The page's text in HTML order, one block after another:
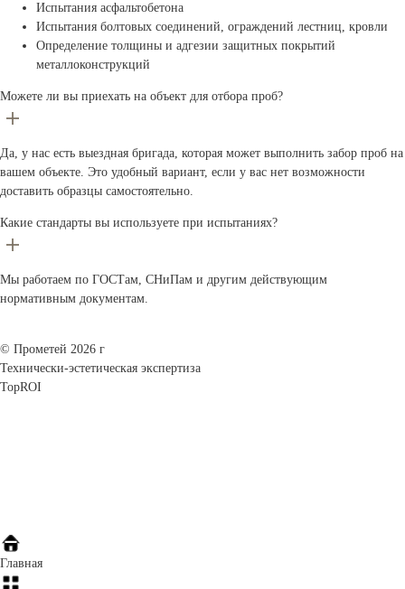
Испытания асфальтобетона
Испытания болтовых соединений, ограждений лестниц, кровли
Определение толщины и адгезии защитных покрытий
металлоконструкций
Можете ли вы приехать на объект для отбора проб?
Да, у нас есть выездная бригада, которая может выполнить забор проб на
вашем объекте. Это удобный вариант, если у вас нет возможности
доставить образцы самостоятельно.
Какие стандарты вы используете при испытаниях?
Мы работаем по ГОСТам, СНиПам и другим действующим
нормативным документам.
© Прометей 2026 г
Технически-эстетическая экспертиза
TopROI
Главная